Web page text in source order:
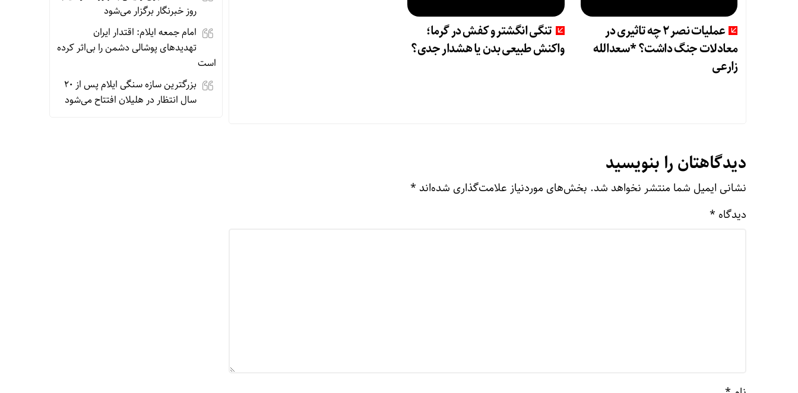
عملیات نصر ۲ چه تاثیری در
معادلات جنگ داشت؟ *سعدالله
زارعی
تنگی انگشتر و کفش در گرما؛
واکنش طبیعی بدن یا هشدار جدی؟
دیدگاهتان را بنویسید
نشانی ایمیل شما منتشر نخواهد شد. بخش‌های موردنیاز علامت‌گذاری شده‌اند *
دیدگاه *
روز خبرنگار برگزار می‌شود
امام جمعه ایلام: اقتدار ایران
تهدیدهای پوشالی دشمن را بی‌اثر کرده
است
بزرگترین سازه سنگی ایلام پس از ۲۰
سال انتظار در هلیلان افتتاح می‌شود